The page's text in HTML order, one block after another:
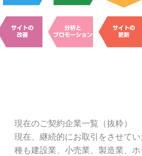
現在のご契約企業一覧（抜粋）
現在、継続的にお取引をさせて
種も建設業、小売業、製造業、